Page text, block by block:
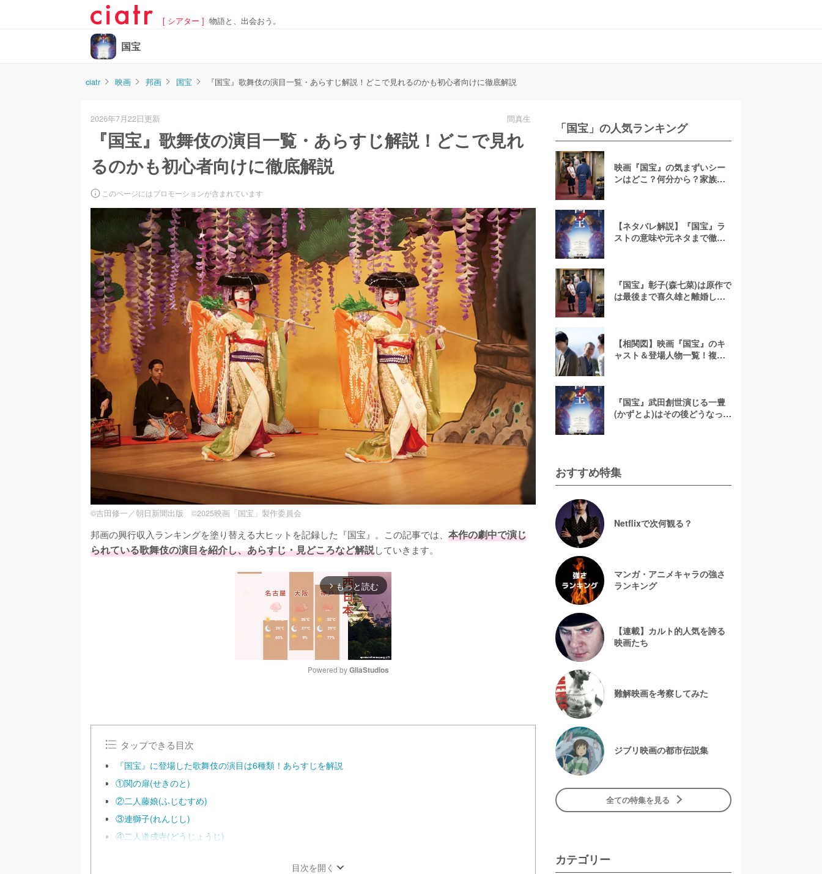
[ シアター ] 物語と、出会おう。
国宝
ciatr 映画 邦画 国宝 『国宝』歌舞伎の演目一覧・あらすじ解説！どこで見れるのかも初心者向けに徹底解説
2026年7月22日更新 間真生
『国宝』歌舞伎の演目一覧・あらすじ解説！どこで見れ
るのかも初心者向けに徹底解説
このページにはプロモーションが含まれています
©吉田修一／朝日新聞出版 ©2025映画「国宝」製作委員会
邦画の興行収入ランキングを塗り替える大ヒットを記録した『国宝』。この記事では、 本作の劇中で演じ
られている歌舞伎の演目を紹介し、あらすじ・見どころなど解説していきます。
arrow_forward_ios もっと読む
u
Powered by GliaStudios
タップできる目次
『国宝』に登場した歌舞伎の演目は6種類！あらすじを解説
①関の扉(せきのと)
②二人藤娘(ふじむすめ)
③連獅子(れんじし)
④二人道成寺(どうじょうじ)
目次を開く
「国宝」の人気ランキング
映画『国宝』の気まずいシー
ンはどこ？何分から？家族・
【ネタバレ解説】『国宝』ラ
ストの意味や元ネタまで徹底
『国宝』彰子(森七菜)は原作で
は最後まで喜久雄と離婚しな
【相関図】映画『国宝』のキ
ャスト＆登場人物一覧！複雑
『国宝』武田創世演じる一豊
(かずとよ)はその後どうなっ
おすすめ特集
Netflixで次何観る？
マンガ・アニメキャラの強さ
ランキング
【連載】カルト的人気を誇る
映画たち
難解映画を考察してみた
ジブリ映画の都市伝説集
全ての特集を見る
カテゴリー